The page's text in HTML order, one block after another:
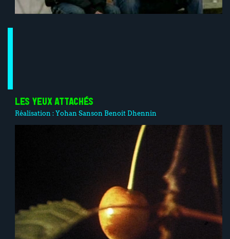
LES YEUX ATTACHÉS
Réalisation :Yohan Sanson Benoit Dhennin